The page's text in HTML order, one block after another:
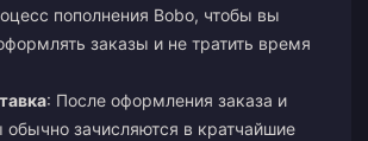
пополнения Bobo, чтобы вы
заказы и не тратить время
: После оформления заказа и
зачисляются в кратчайшие